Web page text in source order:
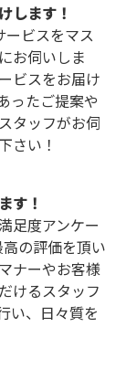
します！
ービスをマス
お伺いしま
ビスをお届け
ったご提案や
タッフがお伺
さい！
す！
足度アンケー
の評価を頂い
ナーやお客様
けるスタッフ
い、日々質を